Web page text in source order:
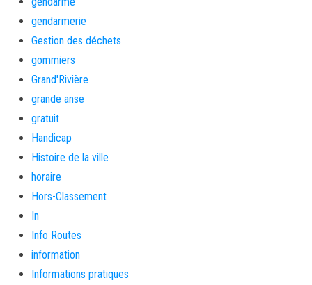
gendarmerie
Gestion des déchets
gommiers
Grand'Rivière
grande anse
gratuit
Handicap
Histoire de la ville
horaire
Hors-Classement
In
Info Routes
information
Informations pratiques